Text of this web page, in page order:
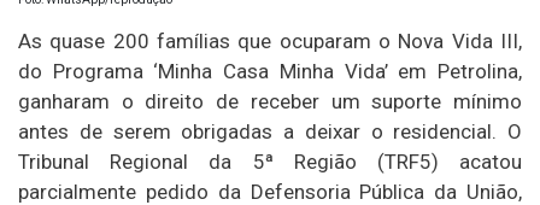
As quase 200 famílias que ocuparam o Nova Vida III,
do Programa ‘Minha Casa Minha Vida’ em Petrolina,
ganharam o direito de receber um suporte mínimo
antes de serem obrigadas a deixar o residencial. O
Tribunal Regional da 5ª Região (TRF5) acatou
parcialmente pedido da Defensoria Pública da União,